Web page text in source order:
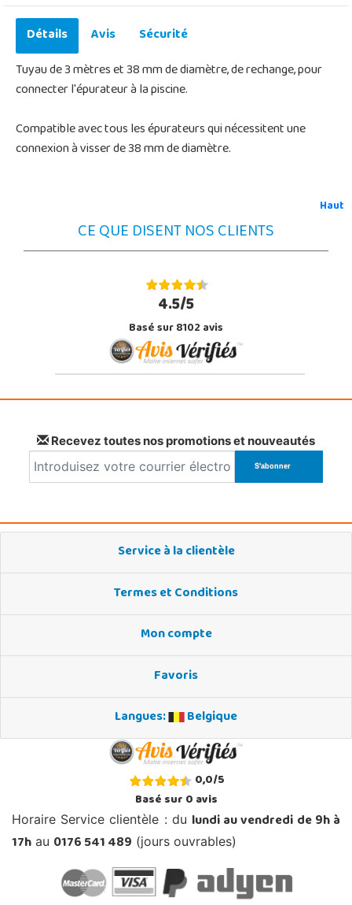
Détails Avis
Sécurité
Tuyau de 3 mètres et 38 mm de diamètre, de rechange, pour
connecter l'épurateur à la piscine.
Compatible avec tous les épurateurs qui nécessitent une
connexion à visser de 38 mm de diamètre.
Haut
CE QUE DISENT NOS CLIENTS
4.5/5
Basé sur 8102 avis
Recevez toutes nos promotions et nouveautés
Service à la clientèle
Termes et Conditions
Mon compte
Favoris
Langues:
Belgique
0,0/5
Basé sur0avis
Horaire Service clientèle : du lundi au vendredi de 9h à
17h au 0176 541 489 (jours ouvrables)